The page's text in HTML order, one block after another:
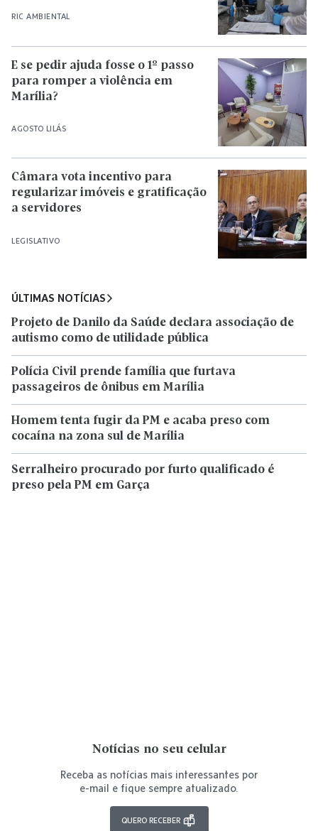
RIC AMBIENTAL
AGOSTO LILÁS
E se pedir ajuda fosse o 1º passo
para romper a violência em
Marília?
LEGISLATIVO
Câmara vota incentivo para
regularizar imóveis e gratificação
a servidores
ÚLTIMAS NOTÍCIAS
Projeto de Danilo da Saúde declara associação de
autismo como de utilidade pública
Polícia Civil prende família que furtava
passageiros de ônibus em Marília
Homem tenta fugir da PM e acaba preso com
cocaína na zona sul de Marília
Serralheiro procurado por furto qualificado é
preso pela PM em Garça
Notícias no seu celular
Receba as notícias mais interessantes por
e-mail e fique sempre atualizado.
QUERO RECEBER